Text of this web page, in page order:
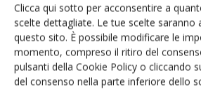
Clicca qui sotto per acconsentire a
scelte dettagliate. Le tue scelte saranno
questo sito. È possibile modificare le
momento, compreso il ritiro del
pulsanti della Cookie Policy o cliccando
del consenso nella parte inferiore dello
Salva il mio nome, email e sito web
prossimi commenti.